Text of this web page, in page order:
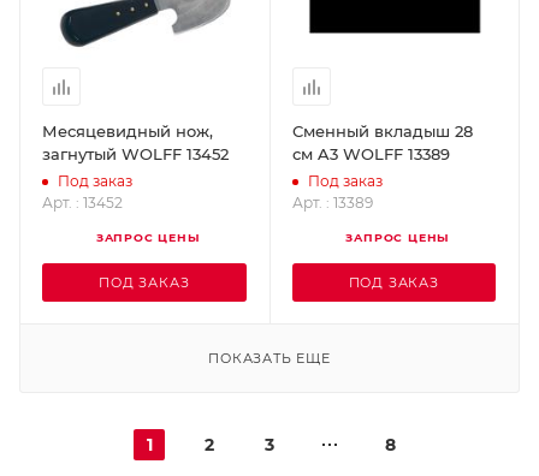
Месяцевидный нож,
загнутый WOLFF 13452
Под заказ
Арт. : 13452
ЗАПРОС ЦЕНЫ
ПОД ЗАКАЗ
Сменный вкладыш 28
см A3 WOLFF 13389
Под заказ
Арт. : 13389
ЗАПРОС ЦЕНЫ
ПОД ЗАКАЗ
ПОКАЗАТЬ ЕЩЕ
1 2 3 8